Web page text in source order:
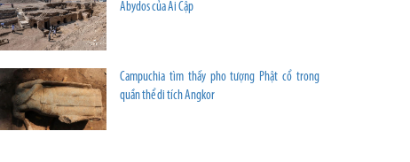
Abydos của Ai Cập
Campuchia tìm thấy pho tượng Phật cổ trong
quần thể di tích Angkor